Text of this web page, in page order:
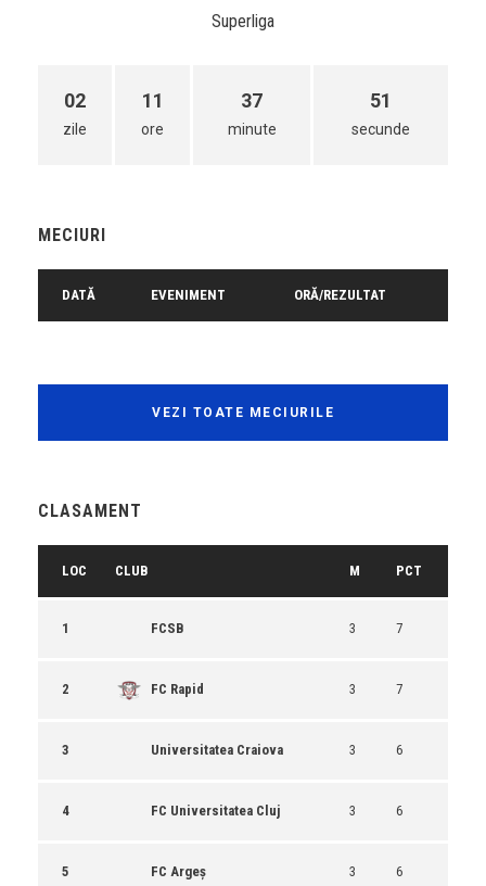
Superliga
02
zile
11
ore
37
minute
51
secunde
MECIURI
DATĂ EVENIMENT ORĂ/REZULTAT
VEZI TOATE MECIURILE
CLASAMENT
LOC CLUB M PCT
1 FCSB 3 7
2 FC Rapid 3 7
3 Universitatea Craiova 3 6
4 FC Universitatea Cluj 3 6
5 FC Argeș 3 6